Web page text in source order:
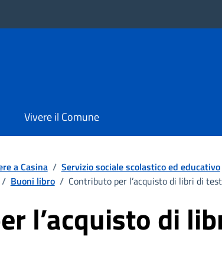
Vivere il Comune
a Casina / Servizio sociale scolastico ed educativo
/ Buoni libro / Contributo per l’acquisto di libri di
l’acquisto di